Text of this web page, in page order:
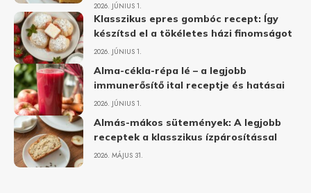
2026. JÚNIUS 1.
Klasszikus epres gombóc recept: Így
készítsd el a tökéletes házi finomságot
2026. JÚNIUS 1.
Alma-cékla-répa lé – a legjobb
immunerősítő ital receptje és hatásai
2026. JÚNIUS 1.
Almás-mákos sütemények: A legjobb
receptek a klasszikus ízpárosítással
2026. MÁJUS 31.